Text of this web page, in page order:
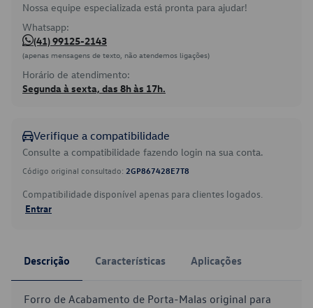
Nossa equipe especializada está pronta para ajudar!
Whatsapp:
(41) 99125-2143
(apenas mensagens de texto, não atendemos ligações)
Horário de atendimento:
Segunda à sexta, das 8h às 17h.
Verifique a compatibilidade
Consulte a compatibilidade fazendo login na sua conta.
Código original consultado: 2GP867428E7T8
Compatibilidade disponível apenas para clientes logados.
Entrar
Descrição Características Aplicações
Forro de Acabamento de Porta-Malas original para